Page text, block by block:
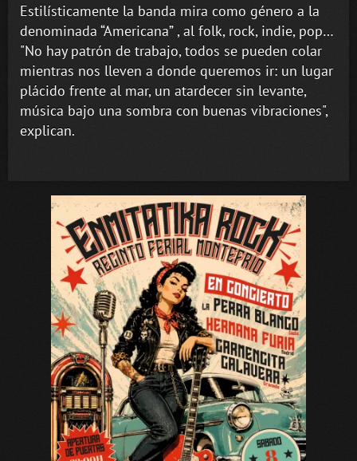
Estilísticamente la banda mira como género a la
denominada “Americana” , al folk, rock, indie, pop…
"No hay patrón de trabajo, todos se pueden colar
mientras nos lleven a donde queremos ir: un lugar
plácido frente al mar, un atardecer sin levante,
música bajo una sombra con buenas vibraciones",
explican.